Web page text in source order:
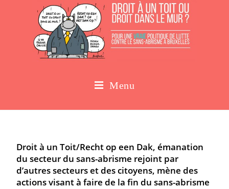
Menu
Droit à un Toit/Recht op een Dak, émanation
du secteur du sans-abrisme rejoint par
d’autres secteurs et des citoyens, mène des
actions visant à faire de la fin du sans-abrisme